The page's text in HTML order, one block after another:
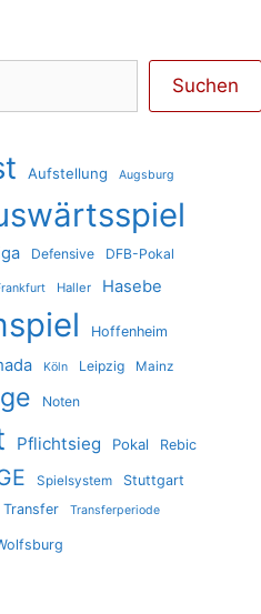
Suchen
Aufstellung Augsburg
Defensive
DFB-Pokal
Haller Hasebe
Hoffenheim
Köln Leipzig Mainz
Noten
Pflichtsieg Pokal Rebic
Spielsystem Stuttgart
Transfer Transferperiode